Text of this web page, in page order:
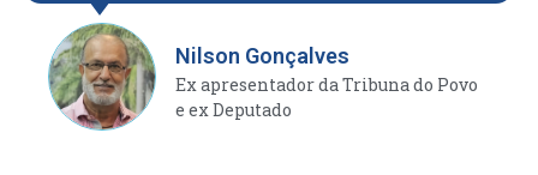
Nilson Gonçalves
Ex apresentador da Tribuna do Povo
e ex Deputado